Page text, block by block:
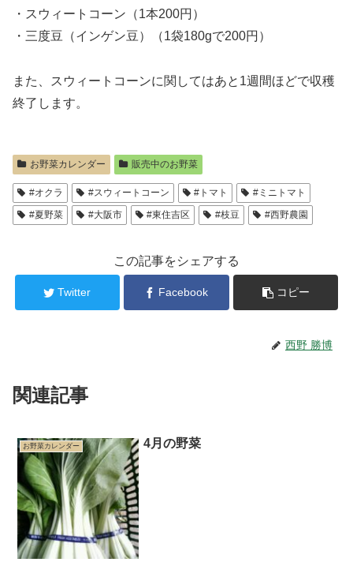
・スウィートコーン（1本200円）
・三度豆（インゲン豆）（1袋180gで200円）
また、スウィートコーンに関してはあと1週間ほどで収穫
終了します。
お野菜カレンダー 販売中のお野菜
#オクラ #スウィートコーン #トマト
#ミニトマト
#夏野菜
#大阪市 #東住吉区 #枝豆 #西野農園
この記事をシェアする
Twitter Facebook コピー
西野 勝博
関連記事
お野菜カレンダー 4月の野菜